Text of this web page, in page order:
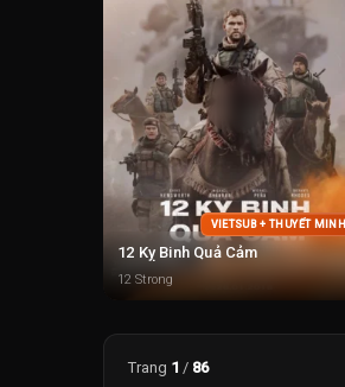
VIETSUB + THUYẾT MINH
12 Kỵ Binh Quả Cảm
12 Strong
Trang 1 / 86